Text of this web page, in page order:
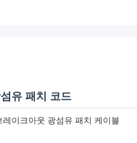
유 패치 코드
이크아웃 광섬유 패치 케이블